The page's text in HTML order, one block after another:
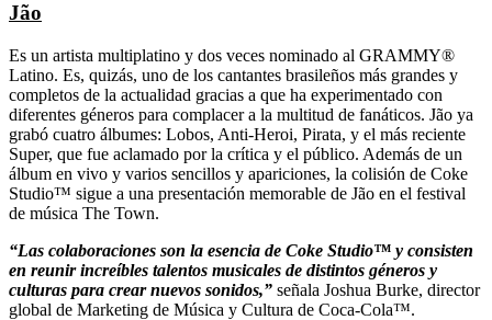
Jão
Es un artista multiplatino y dos veces nominado al GRAMMY®
Latino. Es, quizás, uno de los cantantes brasileños más grandes y
completos de la actualidad gracias a que ha experimentado con
diferentes géneros para complacer a la multitud de fanáticos. Jão ya
grabó cuatro álbumes: Lobos, Anti-Heroi, Pirata, y el más reciente
Super, que fue aclamado por la crítica y el público. Además de un
álbum en vivo y varios sencillos y apariciones, la colisión de Coke
Studio™ sigue a una presentación memorable de Jão en el festival
de música The Town.
“Las colaboraciones son la esencia de Coke Studio™ y consisten
en reunir increíbles talentos musicales de distintos géneros y
culturas para crear nuevos sonidos,” señala Joshua Burke, director
global de Marketing de Música y Cultura de Coca-Cola™.